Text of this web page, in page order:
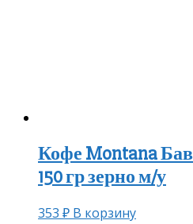
Кофе Montana
150 гр зерно м/у
353 ₽ В корзину